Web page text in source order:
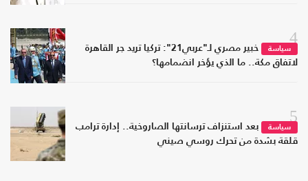
4
سياسة
خبير مصري لـ"عربي21": تركيا تريد جر القاهرة
لاتفاق مكة.. ما الذي يؤخر انضمامها؟
5
سياسة
بعد استنزاف ترسانتها الصاروخية.. إدارة ترامب
قلقة بشدة من تحرك روسي صيني